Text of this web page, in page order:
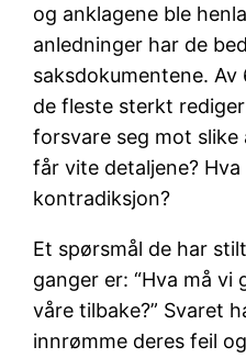
og anklagene ble
anledninger har de
saksdokumentene.
de fleste sterkt
forsvare seg mot slike
får vite detaljene?
kontradiksjon?
Et spørsmål de har
ganger er: “Hva må vi
våre tilbake?” Svaret
innrømme deres feil